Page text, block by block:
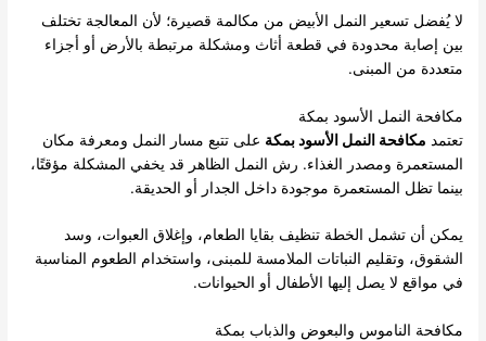
لا يُفضل تسعير النمل الأبيض من مكالمة قصيرة؛ لأن المعالجة تختلف
بين إصابة محدودة في قطعة أثاث ومشكلة مرتبطة بالأرض أو أجزاء
متعددة من المبنى.
مكافحة النمل الأسود بمكة
تعتمد مكافحة النمل الأسود بمكة على تتبع مسار النمل ومعرفة مكان
المستعمرة ومصدر الغذاء. رش النمل الظاهر قد يخفي المشكلة مؤقتًا،
بينما تظل المستعمرة موجودة داخل الجدار أو الحديقة.
يمكن أن تشمل الخطة تنظيف بقايا الطعام، وإغلاق العبوات، وسد
الشقوق، وتقليم النباتات الملامسة للمبنى، واستخدام الطعوم المناسبة
في مواقع لا يصل إليها الأطفال أو الحيوانات.
مكافحة الناموس والبعوض والذباب بمكة